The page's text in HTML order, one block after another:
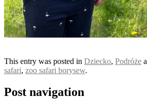
This entry was posted in Dziecko, Podróże
safari, zoo safari borysew.
Post navigation